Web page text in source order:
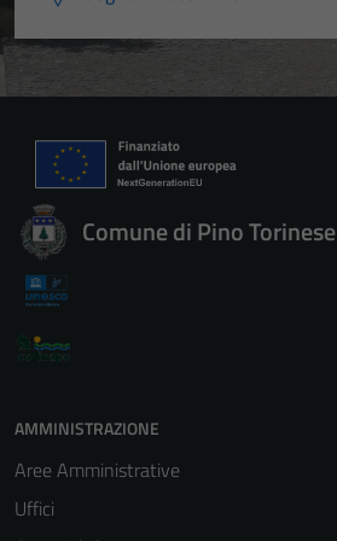
Comune di Pino Torinese
AMMINISTRAZIONE
Aree Amministrative
Uffici